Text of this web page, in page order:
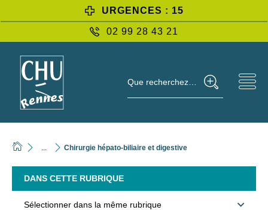
URGENCES : 15
02 99 28 43 21
Que recherchez-vous ?
Chirurgie hépato-biliaire et digestive
DANS CETTE RUBRIQUE
Sélectionner dans la même rubrique